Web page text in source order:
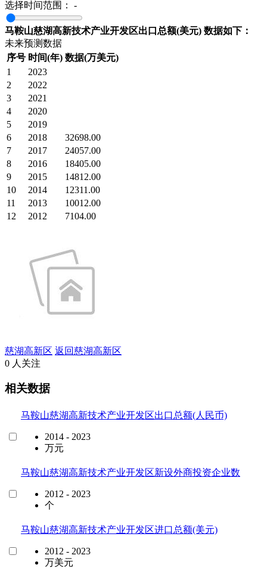
选择时间范围： -
马鞍山慈湖高新技术产业开发区出口总额(美元) 数据如下：
未来预测数据
序号 时间(年) 数据(万美元)
1
2023
2
2022
3
2021
4
2020
5
2019
6
2018
32698.00
7
2017
24057.00
8
2016
18405.00
9
2015
14812.00
10
2014
12311.00
11
2013
10012.00
12
2012 7104.00
慈湖高新区 返回慈湖高新区
0 人关注
相关数据
马鞍山慈湖高新技术产业开发区出口总额(人民币)
2014 - 2023
万元
马鞍山慈湖高新技术产业开发区新设外商投资企业数
2012 - 2023
个
马鞍山慈湖高新技术产业开发区进口总额(美元)
2012 - 2023
万美元